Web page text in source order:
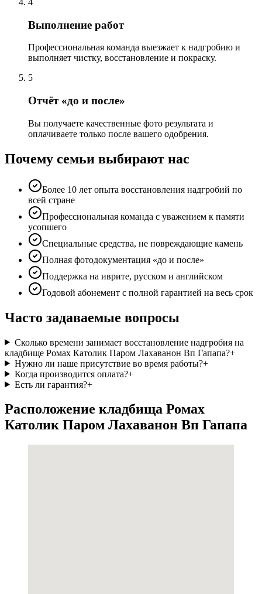
4
Выполнение работ
Профессиональная команда выезжает к надгробию и
выполняет чистку, восстановление и покраску.
5
Отчёт «до и после»
Вы получаете качественные фото результата и
оплачиваете только после вашего одобрения.
Почему семьи выбирают нас
Более 10 лет опыта восстановления надгробий по
всей стране
Профессиональная команда с уважением к памяти
усопшего
Специальные средства, не повреждающие камень
Полная фотодокументация «до и после»
Поддержка на иврите, русском и английском
Годовой абонемент с полной гарантией на весь срок
Часто задаваемые вопросы
Сколько времени занимает восстановление надгробия на
кладбище Ромах Католик Паром Лахаванон Вп Гапапа?+
Нужно ли наше присутствие во время работы?+
Когда производится оплата?+
Есть ли гарантия?+
Расположение кладбища Ромах
Католик Паром Лахаванон Вп Гапапа